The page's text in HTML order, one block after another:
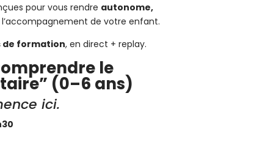
pour vous rendre autonome,
l’accompagnement de votre enfant.
de formation, en direct + replay.
le
(0–6 ans)
ici.